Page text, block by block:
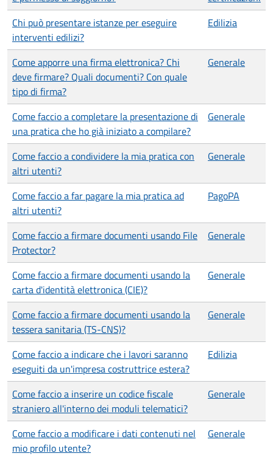
Chi può presentare istanze per eseguire
interventi edilizi?
Edilizia
Come apporre una firma elettronica? Chi
deve firmare? Quali documenti? Con quale
tipo di firma?
Generale
Come faccio a completare la presentazione di
una pratica che ho già iniziato a compilare?
Generale
Come faccio a condividere la mia pratica con
altri utenti?
Generale
Come faccio a far pagare la mia pratica ad
altri utenti?
PagoPA
Come faccio a firmare documenti usando File
Protector?
Generale
Come faccio a firmare documenti usando la
carta d'identità elettronica (CIE)?
Generale
Come faccio a firmare documenti usando la
tessera sanitaria (TS-CNS)?
Generale
Come faccio a indicare che i lavori saranno
eseguiti da un'impresa costruttrice estera?
Edilizia
Come faccio a inserire un codice fiscale
straniero all'interno dei moduli telematici?
Generale
Come faccio a modificare i dati contenuti nel
mio profilo utente?
Generale